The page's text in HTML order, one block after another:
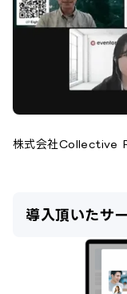
株式会社Collective
導入頂いたサ